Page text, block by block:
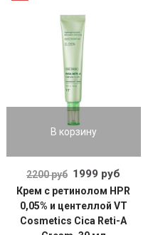
В корзину
2200 руб 1999 руб
Крем с ретинолом HPR
0,05% и центеллой VT
Cosmetics Cica Reti-A